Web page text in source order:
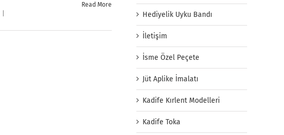
için
Read More
Hediyelik Uyku Bandı
İletişim
İsme Özel Peçete
Jüt Aplike İmalatı
Kadife Kırlent Modelleri
Kadife Toka